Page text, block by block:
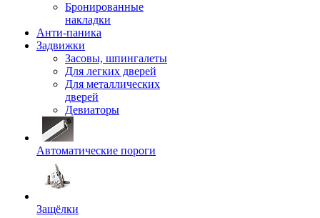
Бронированные
накладки
Анти-паника
Задвижки
Засовы, шпингалеты
Для легких дверей
Для металлических
дверей
Девиаторы
Автоматические пороги
Защёлки